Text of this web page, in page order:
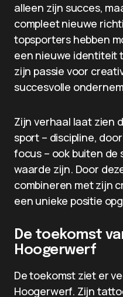
alleen zijn succes,
compleet nieuwe
topsporters hebben
een nieuwe identiteit
zijn passie voor
succesvolle
Zijn verhaal laat zien
sport – discipline,
focus – ook buiten
waarde zijn. Door
combineren met zijn
een unieke positie
De toekomst
Hoogerwerf
De toekomst ziet er
Hoogerwerf. Zijn